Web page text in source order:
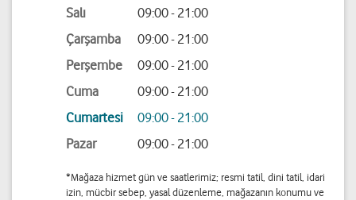
Salı
09:00 - 21:00
Çarşamba
09:00 - 21:00
Perşembe
09:00 - 21:00
Cuma
09:00 - 21:00
Cumartesi
09:00 - 21:00
Pazar
09:00 - 21:00
*Mağaza hizmet gün ve saatlerimiz; resmi tatil, dini tatil, idari
izin, mücbir sebep, yasal düzenleme, mağazanın konumu ve